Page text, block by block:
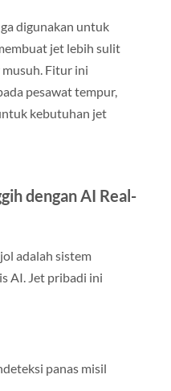
digunakan untuk
jet lebih sulit
Fitur ini
pesawat tempur,
kebutuhan jet
dengan AI Real-
adalah sistem
AI. Jet pribadi ini
panas misil